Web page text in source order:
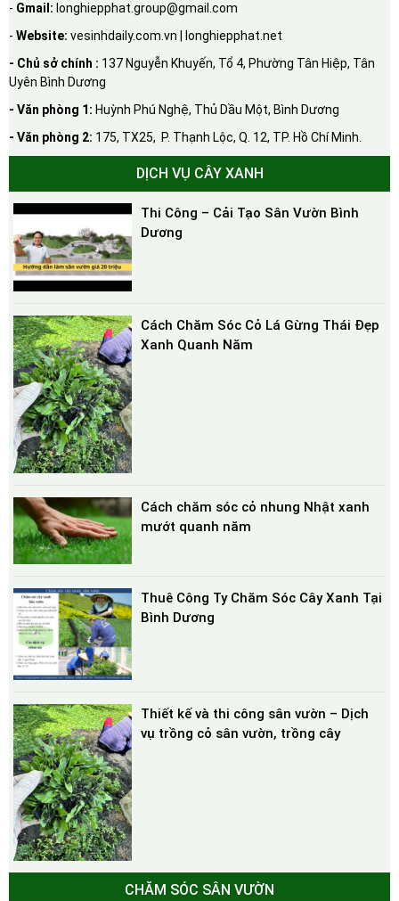
- Gmail: longhiepphat.group@gmail.com
- Website: vesinhdaily.com.vn | longhiepphat.net
- Chủ sở chính : 137 Nguyễn Khuyến, Tổ 4, Phường Tân Hiệp, Tân
Uyên Bình Dương
- Văn phòng 1: Huỳnh Phú Nghệ, Thủ Dầu Một, Bình Dương
- Văn phòng 2: 175, TX25, P. Thạnh Lộc, Q. 12, TP. Hồ Chí Minh.
DỊCH VỤ CÂY XANH
Thi Công – Cải Tạo Sân Vườn Bình
Dương
Cách Chăm Sóc Cỏ Lá Gừng Thái Đẹp
Xanh Quanh Năm
Cách chăm sóc cỏ nhung Nhật xanh
mướt quanh năm
Thuê Công Ty Chăm Sóc Cây Xanh Tại
Bình Dương
Thiết kế và thi công sân vườn – Dịch
vụ trồng cỏ sân vườn, trồng cây
CHĂM SÓC SÂN VƯỜN